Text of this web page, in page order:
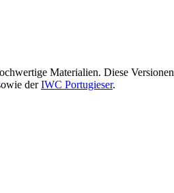
Materialien. Diese
derIWC Portugieser.